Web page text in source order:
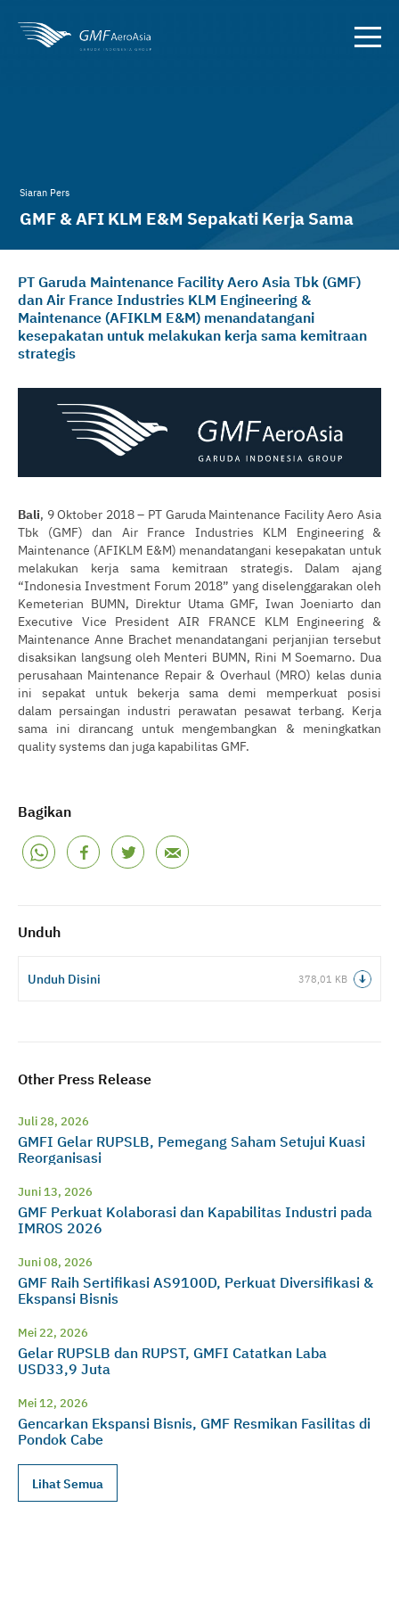
Siaran Pers
GMF & AFI KLM E&M Sepakati Kerja Sama
Bagikan
Unduh
Unduh Disini 378,01 KB
Other Press Release
Juli 28, 2026
GMFI Gelar RUPSLB, Pemegang Saham Setujui Kuasi
Reorganisasi
Juni 13, 2026
GMF Perkuat Kolaborasi dan Kapabilitas Industri pada
IMROS 2026
Juni 08, 2026
GMF Raih Sertifikasi AS9100D, Perkuat Diversifikasi &
Ekspansi Bisnis
Mei 22, 2026
Gelar RUPSLB dan RUPST, GMFI Catatkan Laba
USD33,9 Juta
Mei 12, 2026
Gencarkan Ekspansi Bisnis, GMF Resmikan Fasilitas di
Pondok Cabe
Lihat Semua
PT Garuda Maintenance Facility Aero Asia Tbk (GMF)
dan Air France Industries KLM Engineering &
Maintenance (AFIKLM E&M) menandatangani
kesepakatan untuk melakukan kerja sama kemitraan
strategis
Bali, 9 Oktober 2018 – PT Garuda Maintenance Facility Aero Asia
Tbk (GMF) dan Air France Industries KLM Engineering &
Maintenance (AFIKLM E&M) menandatangani kesepakatan untuk
melakukan kerja sama kemitraan strategis. Dalam ajang
“Indonesia Investment Forum 2018” yang diselenggarakan oleh
Kemeterian BUMN, Direktur Utama GMF, Iwan Joeniarto dan
Executive Vice President AIR FRANCE KLM Engineering &
Maintenance Anne Brachet menandatangani perjanjian tersebut
disaksikan langsung oleh Menteri BUMN, Rini M Soemarno. Dua
perusahaan Maintenance Repair & Overhaul (MRO) kelas dunia
ini sepakat untuk bekerja sama demi memperkuat posisi
dalam persaingan industri perawatan pesawat terbang. Kerja
sama ini dirancang untuk mengembangkan & meningkatkan
quality systems dan juga kapabilitas GMF.